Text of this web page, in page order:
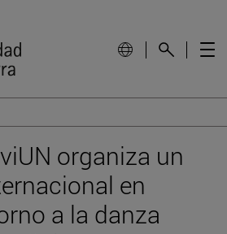
organiza un
en
a la danza